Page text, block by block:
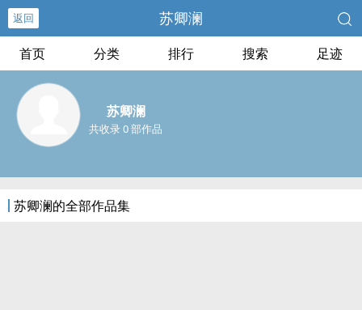
返回 苏卿澜
首页 分类 排行 搜索 足迹
苏卿澜
共收录 0 部作品
苏卿澜的全部作品集